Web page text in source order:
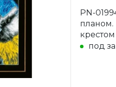
PN-
под